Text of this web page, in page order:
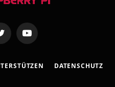
Twitter YouTube
DATENSCHUTZ